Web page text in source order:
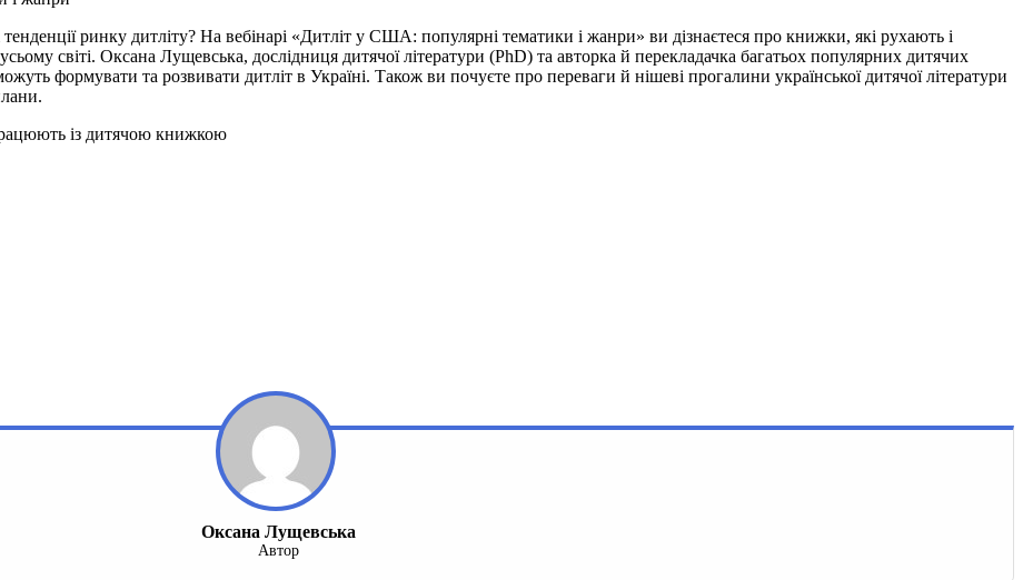
ринку дитліту? На вебінарі «Дитліт у США: популярні тематики і жанри» ви дізнаєтеся про книжки, які рухають і
світі. Оксана Лущевська, дослідниця дитячої літератури (PhD) та авторка й перекладачка багатьох популярних дитячих
формувати та розвивати дитліт в Україні. Також ви почуєте про переваги й нішеві прогалини української дитячої літератури
із дитячою книжкою
Оксана Лущевська
Автор